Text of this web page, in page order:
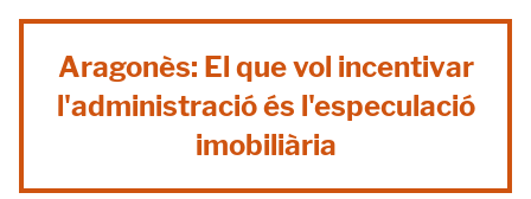
Aragonès: El que vol incentivar
l'administració és l'especulació
imobiliària